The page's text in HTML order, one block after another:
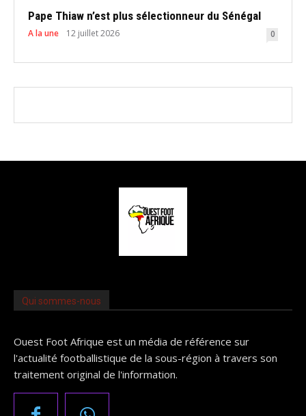
Pape Thiaw n’est plus sélectionneur du Sénégal
A la une 12 juillet 2026 0
Qui sommes-nous
Ouest Foot Afrique est un média de référence sur
l'actualité footballistique de la sous-région à travers son
traitement original de l'information.